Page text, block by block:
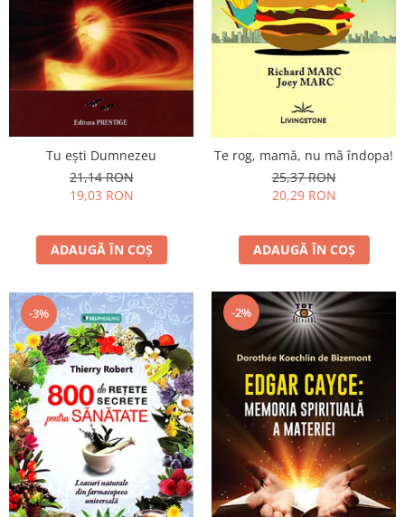
Tu eşti Dumnezeu
21,14 RON
19,03 RON
ADAUGĂ ÎN COȘ
Te rog, mamă, nu mă îndopa!
25,37 RON
20,29 RON
ADAUGĂ ÎN COȘ
-3% -2%